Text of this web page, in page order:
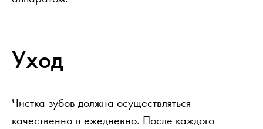
Уход
Чистка зубов должна осуществляться
качественно и ежедневно. После каждого